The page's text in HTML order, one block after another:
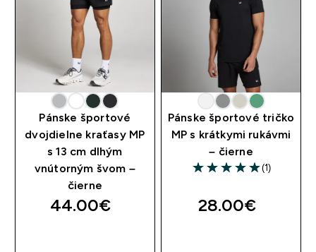
Pánske športové
dvojdielne kraťasy MP
s 13 cm dlhým
vnútorným švom –
čierne
44.00€‎
Pánske športové tričko
MP s krátkymi rukávmi
– čierne
5 out of 5 stars
(1)
28.00€‎